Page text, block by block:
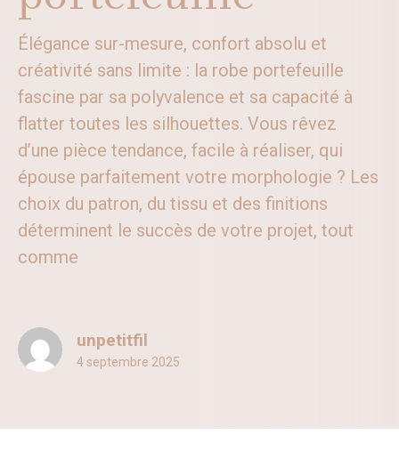
Élégance sur-mesure, confort absolu et
créativité sans limite : la robe portefeuille
fascine par sa polyvalence et sa capacité à
flatter toutes les silhouettes. Vous rêvez
d’une pièce tendance, facile à réaliser, qui
épouse parfaitement votre morphologie ? Les
choix du patron, du tissu et des finitions
déterminent le succès de votre projet, tout
comme
unpetitfil
4 septembre 2025